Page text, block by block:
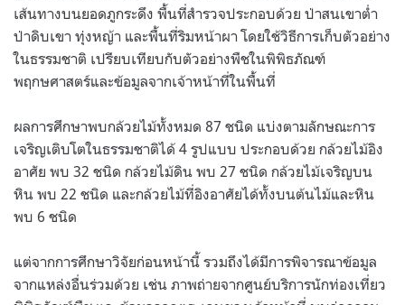
เส้นทางบนยอดภูกระดึง พื้นที่สำรวจประกอบด้วย ป่าสนเขาต่ำ
ป่าดิบเขา ทุ่งหญ้า และพื้นที่ริมหน้าผา โดยใช้วิธีการเก็บตัวอย่าง
ในธรรมชาติ เปรียบเทียบกับตัวอย่างพืชในพิพิธภัณฑ์
พฤกษศาสตร์และข้อมูลจากเจ้าหน้าที่ในพื้นที่
ผลการศึกษาพบกล้วยไม้ทั้งหมด 87 ชนิด แบ่งตามลักษณะการ
เจริญเติบโตในธรรมชาติได้ 4 รูปแบบ ประกอบด้วย กล้วยไม้อิง
อาศัย พบ 32 ชนิด กล้วยไม้ดิน พบ 27 ชนิด กล้วยไม้เจริญบน
หิน พบ 22 ชนิด และกล้วยไม้ที่อิงอาศัยได้ทั้งบนต้นไม้และหิน
พบ 6 ชนิด
แต่จากการศึกษาวิจัยก่อนหน้านี้ รวมถึงได้มีการพิจารณาข้อมูล
จากแหล่งอื่นร่วมด้วย เช่น ภาพถ่ายจากศูนย์บริการนักท่องเที่ยว